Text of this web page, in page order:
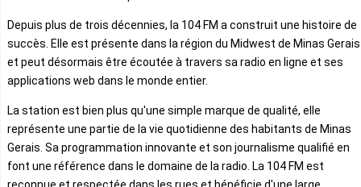
Depuis plus de trois décennies, la 104 FM a construit une histoire de
succès. Elle est présente dans la région du Midwest de Minas Gerais
et peut désormais être écoutée à travers sa radio en ligne et ses
applications web dans le monde entier.
La station est bien plus qu'une simple marque de qualité, elle
représente une partie de la vie quotidienne des habitants de Minas
Gerais. Sa programmation innovante et son journalisme qualifié en
font une référence dans le domaine de la radio. La 104 FM est